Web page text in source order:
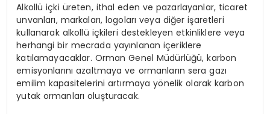
Alkollü içki üreten, ithal eden ve pazarlayanlar, ticaret
unvanları, markaları, logoları veya diğer işaretleri
kullanarak alkollü içkileri destekleyen etkinliklere veya
herhangi bir mecrada yayınlanan içeriklere
katılamayacaklar. Orman Genel Müdürlüğü, karbon
emisyonlarını azaltmaya ve ormanların sera gazı
emilim kapasitelerini artırmaya yönelik olarak karbon
yutak ormanları oluşturacak.